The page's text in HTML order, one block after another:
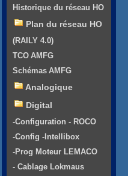
Historique du réseau HO
Plan du réseau HO
(RAILY 4.0)
TCO AMFG
Schémas AMFG
Analogique
Digital
-Configuration - ROCO
-Config -Intellibox
-Prog Moteur LEMACO
- Cablage Lokmaus